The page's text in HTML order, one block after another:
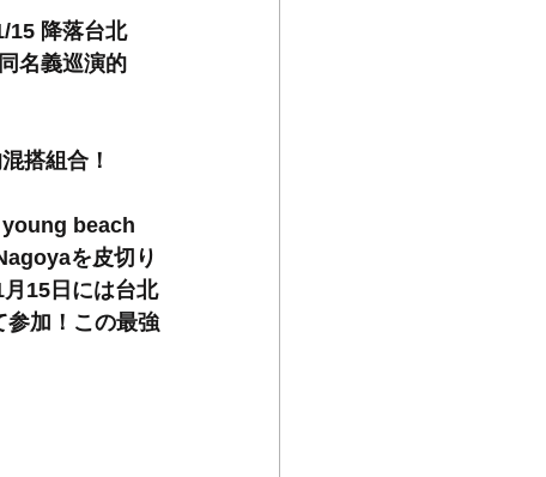
15 降落台北
名義巡演的
搭組合！
young beach
を⽪切り
15日には台北
加！この最強